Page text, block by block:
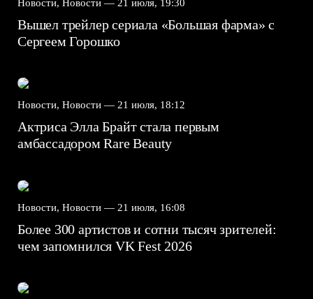
Новости, Новости — 21 июля, 19:30
Вышел трейлер сериала «Большая фарма» с
Сергеем Горошко
Новости, Новости — 21 июля, 18:12
Актриса Элла Брайт стала первым
амбассадором Rare Beauty
Новости, Новости — 21 июля, 16:08
Более 300 артистов и сотни тысяч зрителей:
чем запомнился VK Fest 2026